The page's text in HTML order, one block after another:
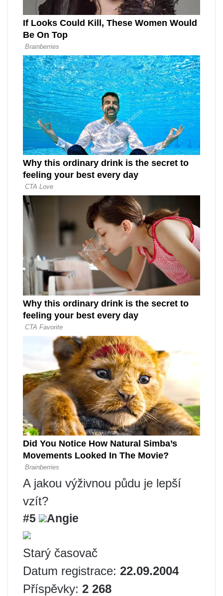
A jakou výživnou půdu je lepší
vzít?
#5 Angie
Starý časovač
Datum registrace: 22.09.2004
Příspěvky: 2 268